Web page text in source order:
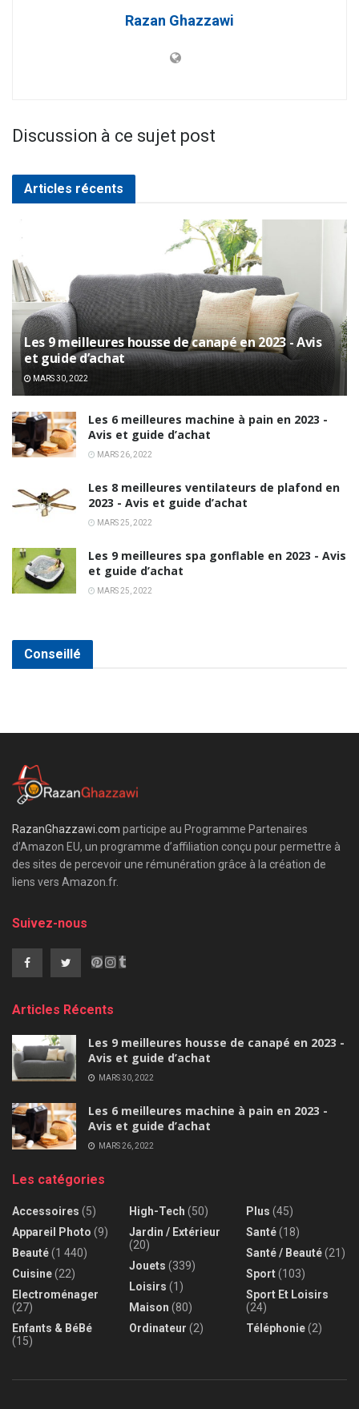
Razan Ghazzawi
Discussion à ce sujet post
Articles récents
Les 9 meilleures housse de canapé en 2023 - Avis
et guide d’achat
MARS 30, 2022
Les 6 meilleures machine à pain en 2023 -
Avis et guide d’achat
MARS 26, 2022
Les 8 meilleures ventilateurs de plafond en
2023 - Avis et guide d’achat
MARS 25, 2022
Les 9 meilleures spa gonflable en 2023 - Avis
et guide d’achat
MARS 25, 2022
Conseillé
RazanGhazzawi.com participe au Programme Partenaires
d’Amazon EU, un programme d’affiliation conçu pour permettre à
des sites de percevoir une rémunération grâce à la création de
liens vers Amazon.fr.
Suivez-nous
Articles Récents
Les 9 meilleures housse de canapé en 2023 -
Avis et guide d’achat
MARS 30, 2022
Les 6 meilleures machine à pain en 2023 -
Avis et guide d’achat
MARS 26, 2022
Les catégories
Accessoires (5)
Appareil Photo (9)
Beauté(1 440)
Cuisine(22)
Electroménager
(27)
Enfants & BéBé
(15)
High-Tech (50)
Jardin / Extérieur
(20)
Jouets (339)
Loisirs (1)
Maison (80)
Ordinateur (2)
Plus (45)
Santé(18)
Santé / Beauté(21)
Sport(103)
Sport Et Loisirs
(24)
Téléphonie(2)